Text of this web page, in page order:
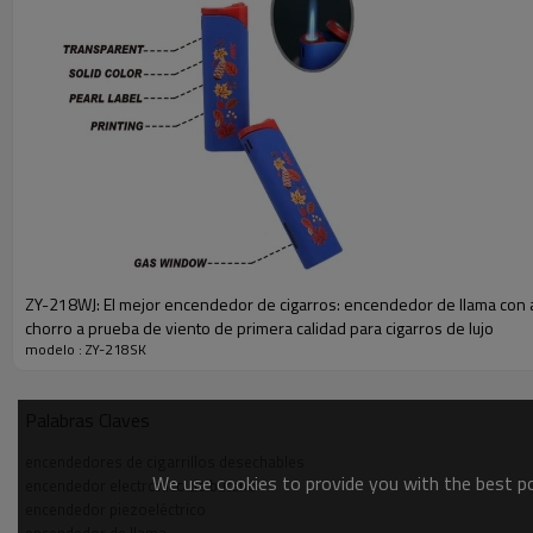
Material POM, Resistente Al Calor Y A La
ZY-218WJ: El mejor encendedor de cigarros: encendedor de llama con
chorro a prueba de viento de primera calidad para cigarros de lujo
modelo : ZY-218SK
encendedor electronico de butanoWe use cookies to provide you with the best